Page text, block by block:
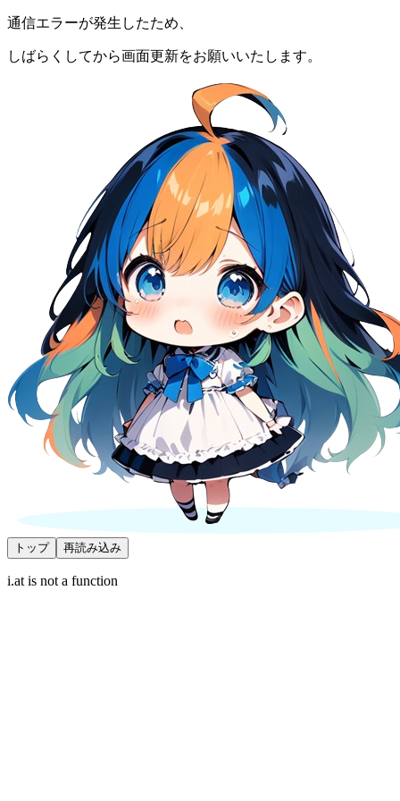
通信エラーが発生したため、
しばらくしてから画面更新をお願いいたします。
トップ 再読み込み
i.at is not a function